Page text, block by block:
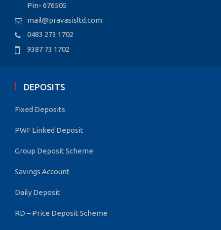
Pin- 676505
mail@pravasisltd.com
0483 273 1702
9387 73 1702
DEPOSITS
Fixed Deposits
PWF Linked Deposit
Group Deposit Scheme
Savings Account
Daily Deposit
RD – Price Deposit Scheme